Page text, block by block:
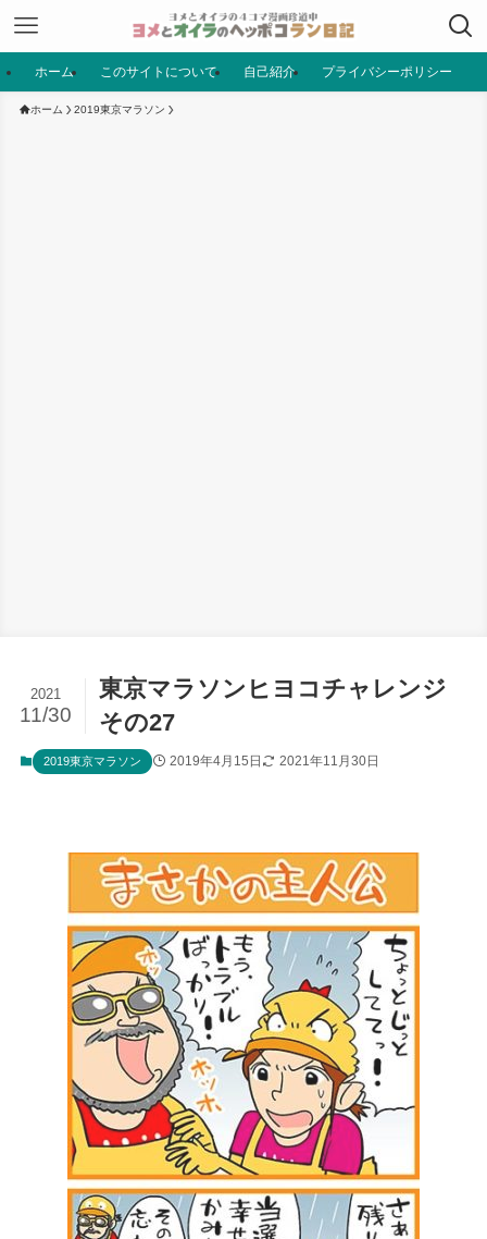
ホーム このサイトについて 自己紹介 プライバシーポリシー
ホーム 2019東京マラソン
東京マラソンヒヨコチャレンジ
その27
2021
11/30
2019東京マラソン 2019年4月15日 2021年11月30日